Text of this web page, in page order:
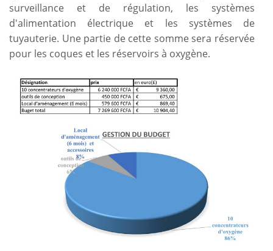
surveillance et de régulation, les systèmes
d'alimentation électrique et les systèmes de
tuyauterie. Une partie de cette somme sera réservée
pour les coques et les réservoirs à oxygène.